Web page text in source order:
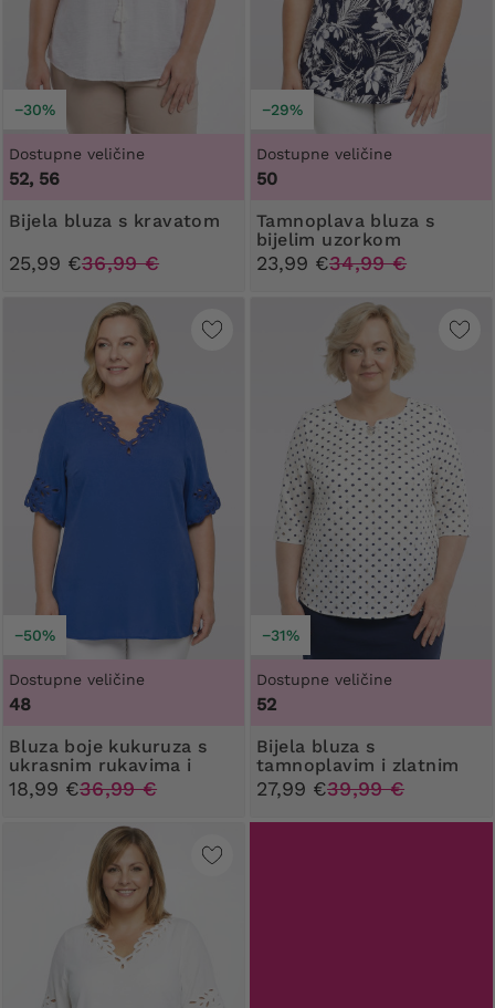
−30%
Dostupne veličine
52, 56
Bijela bluza s kravatom
25,99 €36,99 €
−29%
Dostupne veličine
50
Tamnoplava bluza s
bijelim uzorkom
23,99 €34,99 €
−50%
Dostupne veličine
48
Bluza boje kukuruza s
ukrasnim rukavima i
dekolteom
18,99 €36,99 €
−31%
Dostupne veličine
52
Bijela bluza s
tamnoplavim i zlatnim
točkicama i ukrasom
27,99 €39,99 €